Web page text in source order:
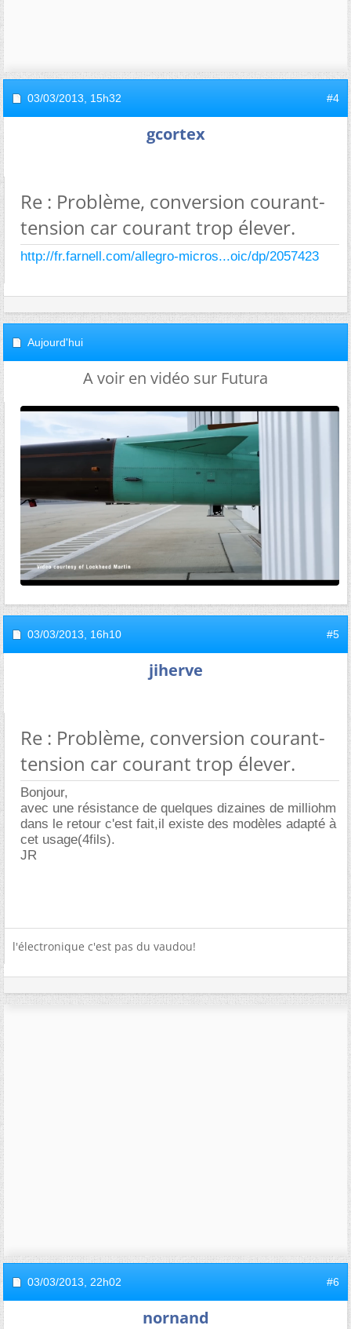
03/03/2013, 15h32 #4
gcortex
Re : Problème, conversion courant-
tension car courant trop élever.
http://fr.farnell.com/allegro-micros...oic/dp/2057423
Aujourd'hui
A voir en vidéo sur Futura
03/03/2013, 16h10 #5
jiherve
Re : Problème, conversion courant-
tension car courant trop élever.
Bonjour,
avec une résistance de quelques dizaines de milliohm
dans le retour c'est fait,il existe des modèles adapté à
cet usage(4fils).
JR
l'électronique c'est pas du vaudou!
03/03/2013, 22h02 #6
nornand